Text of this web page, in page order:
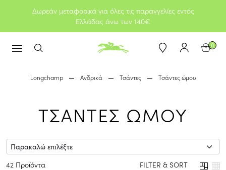
Δωρεάν μεταφορικά για όλες τις παραγγελίες εντός
Ελλάδας άνω των 140€
0
Longchamp Ανδρικά Τσάντες Τσάντες ώμου
ΤΣΑΝΤΕΣ ΩΜΟΥ
42 Προϊόντα FILTER & SORT